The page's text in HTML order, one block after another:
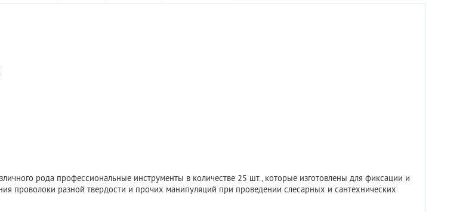
рода профессиональные инструменты в количестве 25 шт., которые изготовлены для фиксации и
проволоки разной твердости и прочих манипуляций при проведении слесарных и сантехнических